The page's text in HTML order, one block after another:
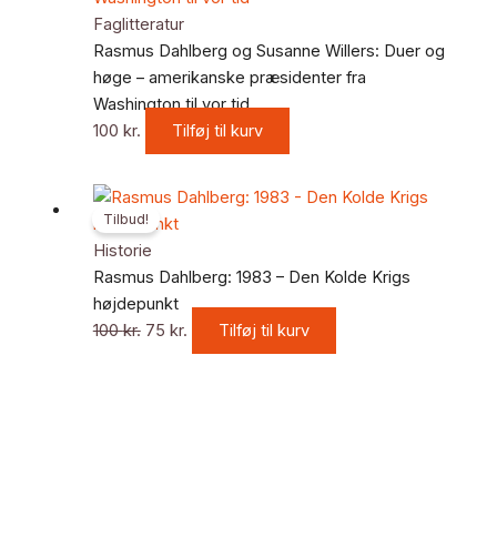
Faglitteratur
Rasmus Dahlberg og Susanne Willers: Duer og
høge – amerikanske præsidenter fra
Washington til vor tid
100 kr. Tilføj til kurv
Tilbud!
Historie
Rasmus Dahlberg: 1983 – Den Kolde Krigs
højdepunkt
100kr.
Den
oprindelige
pris
var:
100 kr..
75 kr.
Den
er:
75 kr..
Tilføj til kurv